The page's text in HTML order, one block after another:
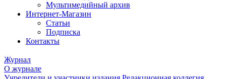
Мультимедийный архив
Интернет-Магазин
Статьи
Подписка
Контакты
Журнал
О журнале